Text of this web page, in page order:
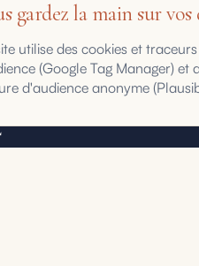
gardez la main sur vos
utilise des cookies et
(Google Tag Manager) et
d'audience anonyme